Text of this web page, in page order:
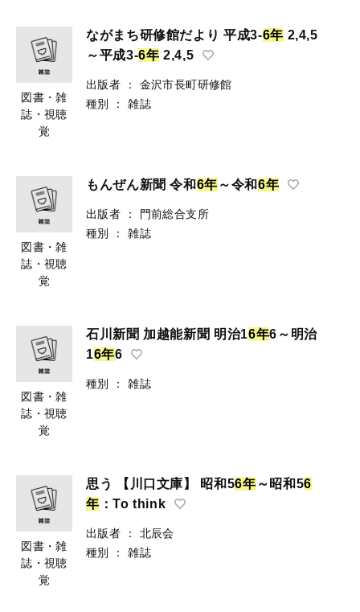
図書・雑
誌・視聴
覚
ながまち研修館だより 平成3-6年 2,4,5
～平成3-6年 2,4,5
出版者 ：
金沢市長町研修館
種別
： 雑誌
図書・雑
誌・視聴
覚
もんぜん新聞 令和6年 ～令和6年
出版者 ：
門前総合支所
種別
： 雑誌
図書・雑
誌・視聴
覚
石川新聞 加越能新聞 明治16年6～明治
16年6
種別 ： 雑誌
図書・雑
誌・視聴
覚
思う 【川口文庫】 昭和56年 ～昭和56
年 ：To think
出版者 ：
北辰会
種別
： 雑誌